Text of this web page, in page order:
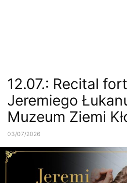
12.07.: Recital
Jeremiego
Muzeum Ziemi
03/07/2026